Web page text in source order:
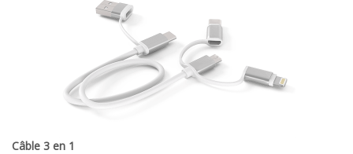
Câble 3 en 1